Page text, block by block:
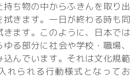
ち物の中からふきんを取り出
拭きます。一日が終わる時も同
きます。このように、日本では
る部分に社会や学校・職場、
んでいます。それは文化規範
れられる行動様式となってお